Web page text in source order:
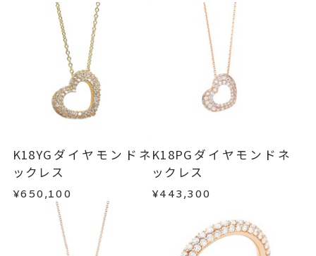
トップ 縦：約15mm 横：約18m
カテゴリー
ダイヤモンドネックレス
K18PGネックレス、
パヴェネックレス
刻印
※刻印をお入れする場合は、プラ
ス約14営業日ほど頂戴しておりま
例：金曜日17時までのご注文→翌週火曜日までに
発送いたします。
■お届け目安が「約1ヶ月半以内～」の商品
ご注文いただいてから在庫状況を確認いたしま
・在庫のご用意ができる場合： 約1週間～1ヶ月以
内を目安に発送いたします。
・受注生産となる場合： 商品ページに記載のある
目安日数を頂戴し、一から製作いたします。
ご注文状況が「注文済み」の場合に限り、キャ
ンセルを承ります。
メンバーシップ未登録のお客さまは、お問い合
わせフォームよりご連絡ください。
返品・交換
以下の場合、商品の返品・交換・返金
は承りかねます。
・受注生産の商品
・お客さまのお手元で傷や汚れが発生した商品
・到着後ご連絡無く7日以上経過した商品
・刻印をお入れした商品
・販売期間が限定されている商品
・過度な交換・返品を繰り返している場合
K18YGダイヤモンドネ
ックレス
¥650,100
K18PGダイヤモンドネ
ックレス
¥443,300